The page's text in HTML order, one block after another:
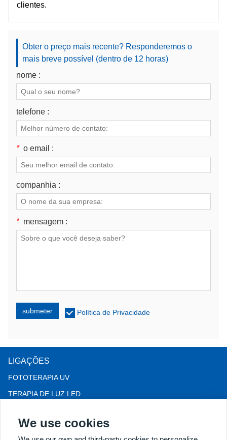
clientes.
Obter o preço mais recente? Responderemos o
mais breve possível (dentro de 12 horas)
nome :
telefone :
* o email :
companhia :
* mensagem :
submeter Política de Privacidade
LIGAÇÕES
FOTOTERAPIA UV
TERAPIA DE LUZ LED
COLPOSCÓPIO
We use cookies